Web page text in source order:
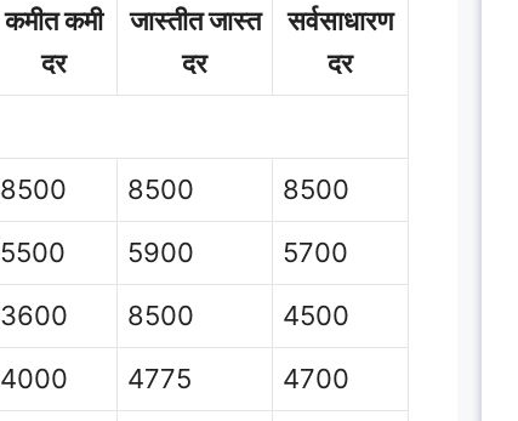
कमीत कमी
दर
जास्तीत जास्त
दर
सर्वसाधारण
दर
8500 8500
8500
5500 5900
5700
3600 8500
4500
4000 4775
4700